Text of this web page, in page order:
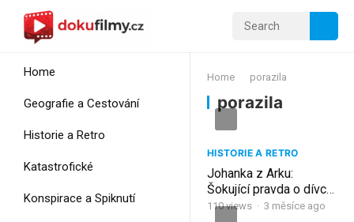
Home
Geografie a Cestování
Historie a Retro
Katastrofické
Konspirace a Spiknutí
Home porazila
porazila
HISTORIE A RETRO
Johanka z Arku:
Šokující pravda o dívce,
která porazila armády a
110views · 3 měsíce ago